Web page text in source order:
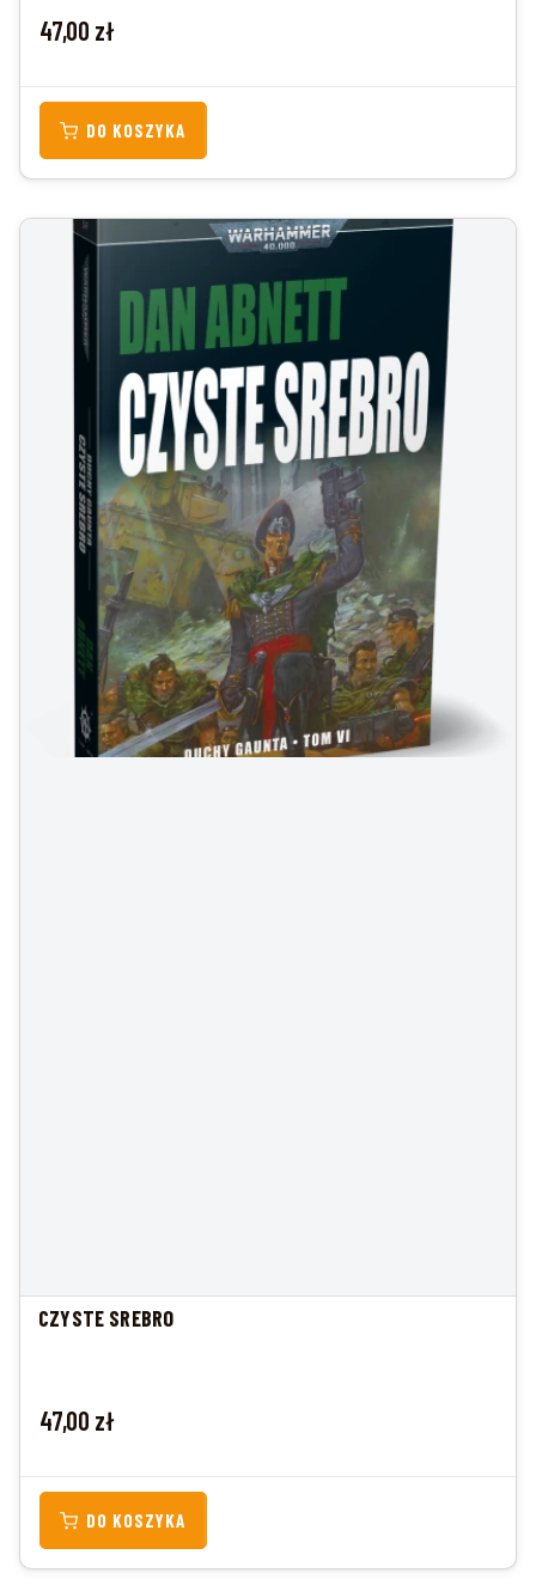
Cena
47,00 zł
DO KOSZYKA
CZYSTE SREBRO
Cena
47,00 zł
DO KOSZYKA